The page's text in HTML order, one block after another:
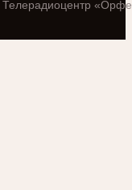
Телерадиоцентр